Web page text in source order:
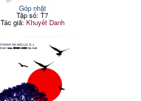
Góp nhặt
Tập số: T7
Tác giả: Khuyết Danh